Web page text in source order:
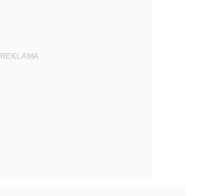
REKLAMA